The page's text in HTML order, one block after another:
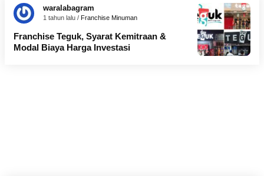
waralabagram
1 tahun lalu / Franchise Minuman
Franchise Teguk, Syarat Kemitraan &
Modal Biaya Harga Investasi